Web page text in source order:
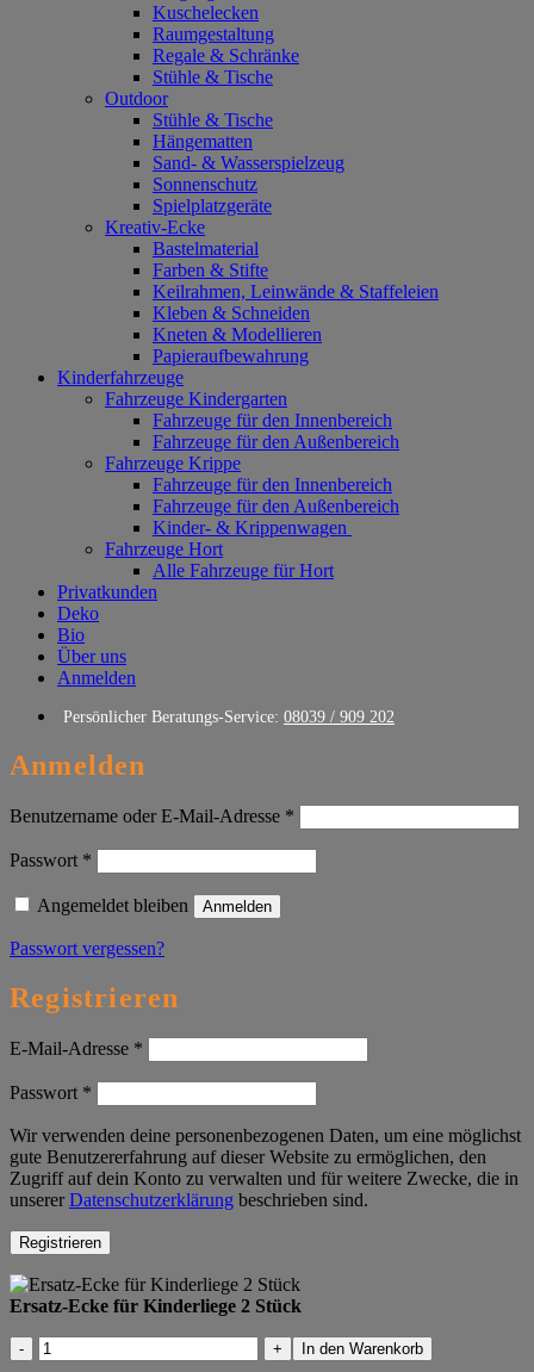
Kuschelecken
Raumgestaltung
Regale & Schränke
Stühle & Tische
Outdoor
Stühle & Tische
Hängematten
Sand- & Wasserspielzeug
Sonnenschutz
Spielplatzgeräte
Kreativ-Ecke
Bastelmaterial
Farben & Stifte
Keilrahmen, Leinwände & Staffeleien
Kleben & Schneiden
Kneten & Modellieren
Papieraufbewahrung
Kinderfahrzeuge
Fahrzeuge Kindergarten
Fahrzeuge für den Innenbereich
Fahrzeuge für den Außenbereich
Fahrzeuge Krippe
Fahrzeuge für den Innenbereich
Fahrzeuge für den Außenbereich
Kinder- & Krippenwagen
Fahrzeuge Hort
Alle Fahrzeuge für Hort
Privatkunden
Deko
Bio
Über uns
Anmelden
Persönlicher Beratungs-Service: 08039 / 909 202
Anmelden
Benutzername oder E-Mail-Adresse *
Passwort *
Angemeldet bleiben Anmelden
Passwort vergessen?
Registrieren
E-Mail-Adresse *
Passwort *
Wir verwenden deine personenbezogenen Daten, um eine möglichst
gute Benutzererfahrung auf dieser Website zu ermöglichen, den
Zugriff auf dein Konto zu verwalten und für weitere Zwecke, die in
unserer Datenschutzerklärung beschrieben sind.
Registrieren
Ersatz-Ecke für Kinderliege 2 Stück
Ersatz-
Ecke
In den Warenkorb